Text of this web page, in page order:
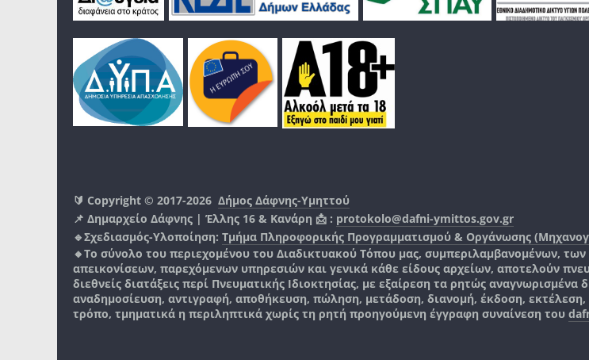
🔰 Copyright © 2017-2026 Δήμος Δάφνης-Υμηττού
📌 Δημαρχείο Δάφνης | Έλλης 16 & Κανάρη 📩 : protokolo@dafni-ymittos.gov.gr
🔹Σχεδιασμός-Υλοποίηση: Τμήμα Πληροφορικής Προγραμματισμού & Οργάνωσης
🔸Το σύνολο του περιεχομένου του Διαδικτυακού Τόπου μας, συμπεριλαμβανομένων,
απεικονίσεων, παρεχόμενων υπηρεσιών και γενικά κάθε είδους αρχείων, αποτελούν
διεθνείς διατάξεις περί Πνευματικής Ιδιοκτησίας, με εξαίρεση τα ρητώς αναγνωρισμένα
αναδημοσίευση, αντιγραφή, αποθήκευση, πώληση, μετάδοση, διανομή, έκδοση,
τρόπο, τμηματικά η περιληπτικά χωρίς τη ρητή προηγούμενη έγγραφη συναίνεση του